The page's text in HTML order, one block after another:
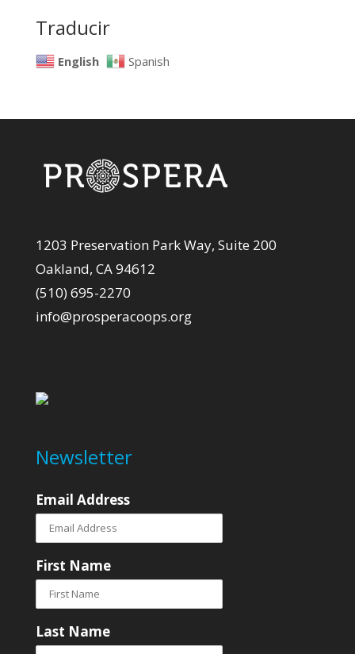
Traducir
English Spanish
1203 Preservation Park Way, Suite 200
Oakland, CA 94612
(510) 695-2270
info@prosperacoops.org
Newsletter
Email Address
First Name
Last Name